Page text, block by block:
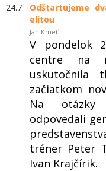
24.7.
Odštartujeme
elitou
Ján Kmeť
V pondelok
centre na
uskutočnila
začiatkom
Na otázky
odpovedali
tréner Peter
Ivan Krajčírik.